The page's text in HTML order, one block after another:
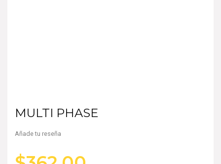
MULTI PHASE
Añade tu reseña